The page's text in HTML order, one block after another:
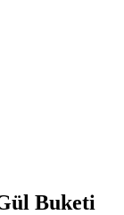
Buketi